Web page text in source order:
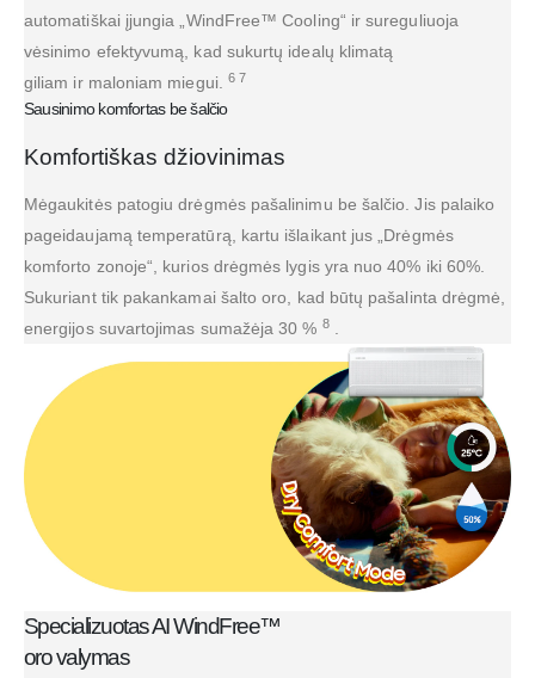
automatiškai įjungia „WindFree™ Cooling“ ir sureguliuoja
vėsinimo efektyvumą, kad sukurtų idealų klimatą
giliam ir maloniam miegui.
6 7
Sausinimo komfortas be šalčio
Komfortiškas džiovinimas
Mėgaukitės patogiu drėgmės pašalinimu be šalčio. Jis palaiko
pageidaujamą temperatūrą, kartu išlaikant jus „Drėgmės
komforto zonoje“, kurios drėgmės lygis yra nuo 40% iki 60%.
Sukuriant tik pakankamai šalto oro, kad būtų pašalinta drėgmė,
energijos suvartojimas sumažėja 30 % 8.
Specializuotas AI WindFree™
oro valymas